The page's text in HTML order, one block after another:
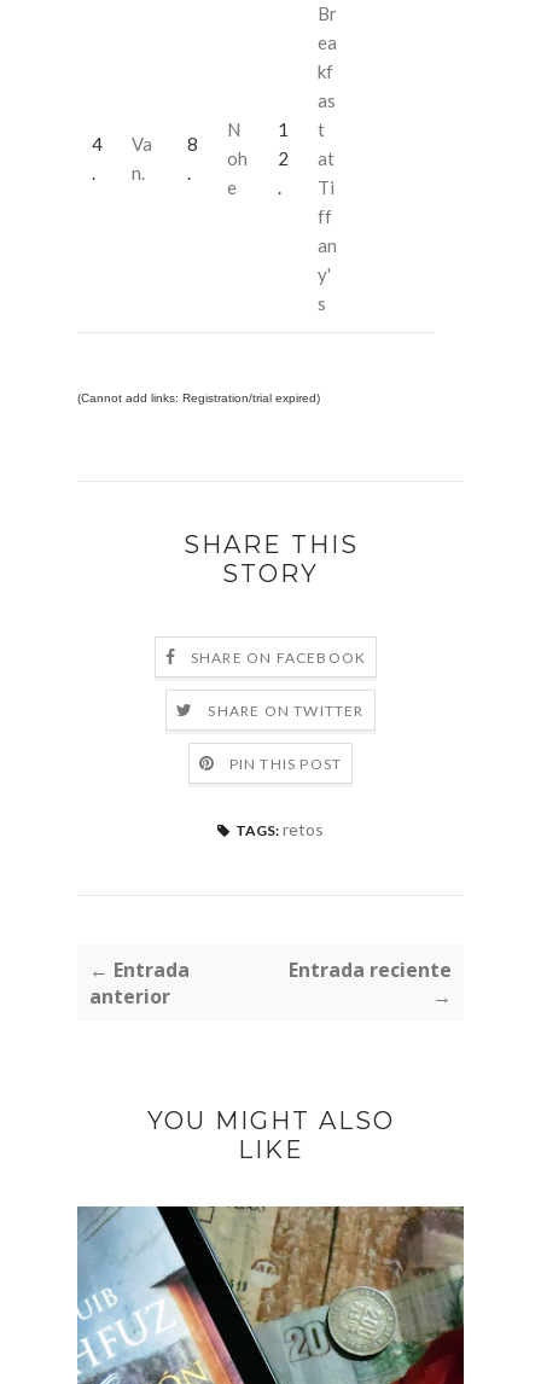
4
Va
n.
8
N
oh
e
1
2
Br
ea
kf
as
t
at
Ti
ff
an
y'
s
(Cannot add links: Registration/trial expired)
SHARE THIS
STORY
SHARE ON FACEBOOK
SHARE ON TWITTER
PIN THIS POST
TAGS: retos
← Entrada
anterior
Entrada reciente
→
YOU MIGHT ALSO
LIKE